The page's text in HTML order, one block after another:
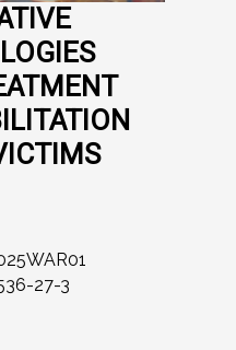
27-3